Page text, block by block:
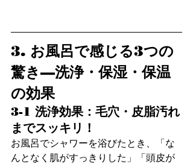
3. お風呂で感じる3つの
驚き—洗浄・保湿・保温
の効果
3-1 洗浄効果：毛穴・皮脂汚れ
までスッキリ！
お風呂でシャワーを浴びたとき、「な
んとなく肌がすっきりした」「頭皮が